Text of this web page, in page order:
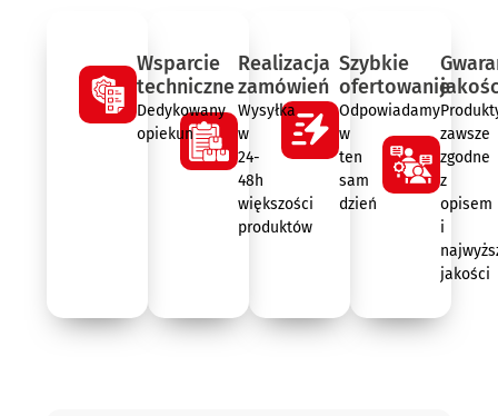
Wsparcie
techniczne
Dedykowany
opiekun
Realizacja
zamówień
Wysyłka
w
24-
48h
większości
produktów
Szybkie
ofertowanie
Odpowiadamy
w
ten
sam
dzień
zawsze
zgodne
z
opisem
i
jakości